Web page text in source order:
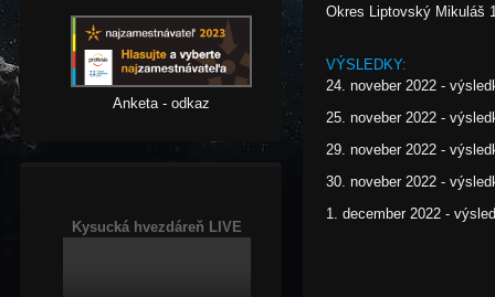
Anketa - odkaz
Kysucká hvezdáreň LIVE
Okres Liptovský Mikuláš
VÝSLEDKY:
24. noveber 2022 -
25. noveber 2022 -
29. noveber 2022 -
30. noveber 2022 -
1. december 2022 -